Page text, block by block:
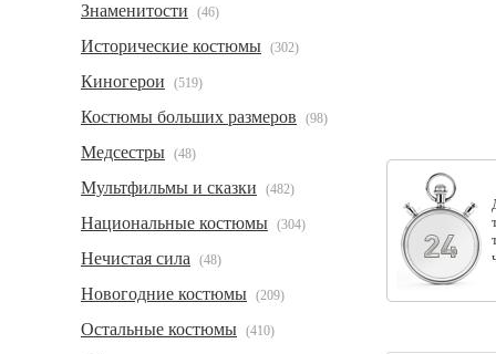
Знаменитости (46)
Исторические костюмы (302)
Киногерои (519)
Костюмы больших размеров (98)
Медсестры (48)
Мультфильмы и сказки (482)
Национальные костюмы (304)
Нечистая сила (48)
Новогодние костюмы (209)
Остальные костюмы (410)